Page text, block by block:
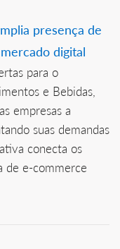
presença de
digital
para o
e Bebidas,
empresas a
suas demandas
conecta os
de e-commerce